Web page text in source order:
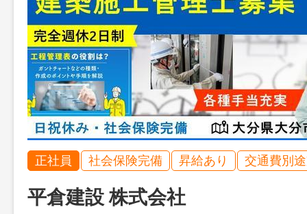
正社員 社会保険完備 昇給あり 交通費別
平倉建設 株式会社